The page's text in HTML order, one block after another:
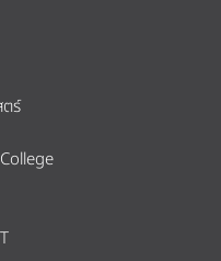
ร์